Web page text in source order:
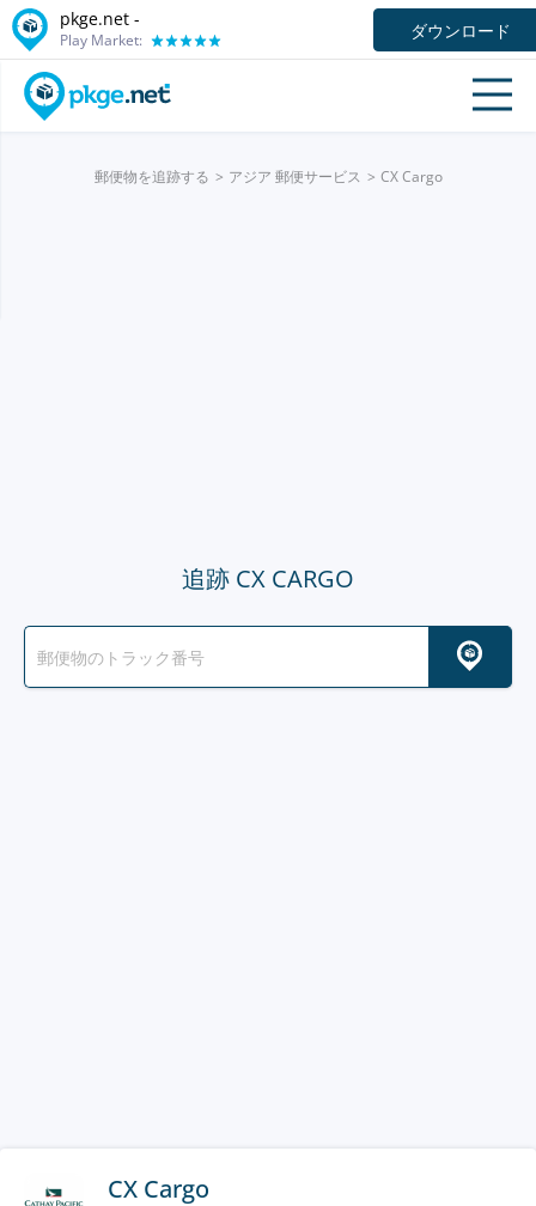
pkge.net -
Play Market: ダウンロード
郵便物を追跡する アジア 郵便サービス CX Cargo
追跡 CX CARGO
CX Cargo